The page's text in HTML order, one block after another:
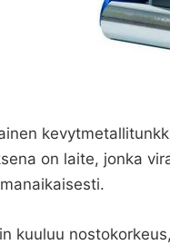
on laite, jonka
kuuluu